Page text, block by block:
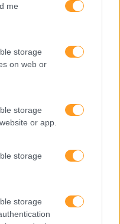
me
storage
on web or
storage
or app.
storage
storage
para
massa”
da
de